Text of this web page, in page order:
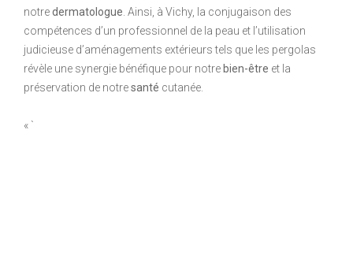
notredermatologue . Ainsi, à Vichy, la conjugaison des
compétences d’un professionnel de la peau et l’utilisation
judicieuse d’aménagements extérieurs tels que les pergolas
révèle une synergie bénéfique pour notre bien-être et la
préservation de notresanté cutanée.
« `